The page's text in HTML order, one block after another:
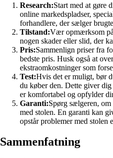
Research:Start med at gøre
online markedspladser,
forhandlere, der sælger
Tilstand:Vær opmærksom
nogen skader eller slid, der
Pris:Sammenlign priser fra
bedste pris. Husk også at
ekstraomkostninger som
Test:Hvis det er muligt, bør
du køber den. Dette giver
er komfortabel og opfylder
Garanti:Spørg sælgeren,
med stolen. En garanti kan
opstår problemer med stolen
Sammenfatning